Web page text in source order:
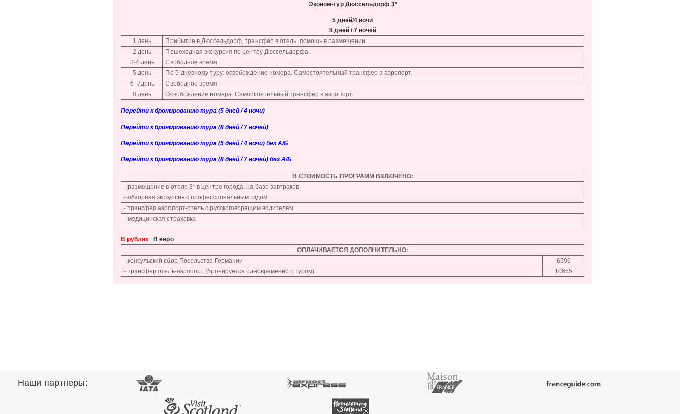
Эконом-тур Дюссельдорф 3*
5 дней/4 ночи
8 дней / 7 ночей
1 день
Прибытие в Дюссельдорф, трансфер в отель, помощь в размещении.
2 день
Пешеходная экскурсия по центру Дюссельдорфа.
3-4 день
Свободное время
5 день
По 5-дневному туру: освобождение номера. Самостоятельный трансфер в аэропорт.
6 -7день
Свободное время
8 день
Освобождение номера. Самостоятельный трансфер в аэропорт.
Перейти к бронированию тура (5 дней / 4 ночи)
Перейти к бронированию тура (8 дней / 7 ночей)
Перейти к бронированию тура (5 дней / 4 ночи) без А/Б
Перейти к бронированию тура (8 дней / 7 ночей) без А/Б
В СТОИМОСТЬ ПРОГРАММ ВКЛЮЧЕНО:
- размещение в отеле 3* в центре города, на базе завтраков
- обзорная экскурсия с профессиональным гидом
- трансфер аэропорт-отель с русскоговорящим водителем
- медицинская страховка
В рублях
В евро
ОПЛАЧИВАЕТСЯ ДОПОЛНИТЕЛЬНО:
- консульский сбор Посольства Германии
6596
- трансфер отель-аэропорт (бронируется одновременно с туром)
10655
Наши партнеры: